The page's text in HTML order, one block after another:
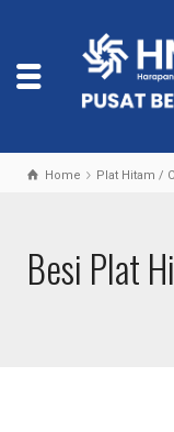
Home Plat Hitam /
Besi Plat